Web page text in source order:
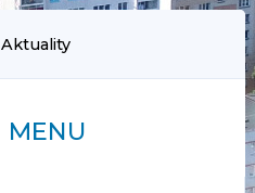
Aktuality
MENU